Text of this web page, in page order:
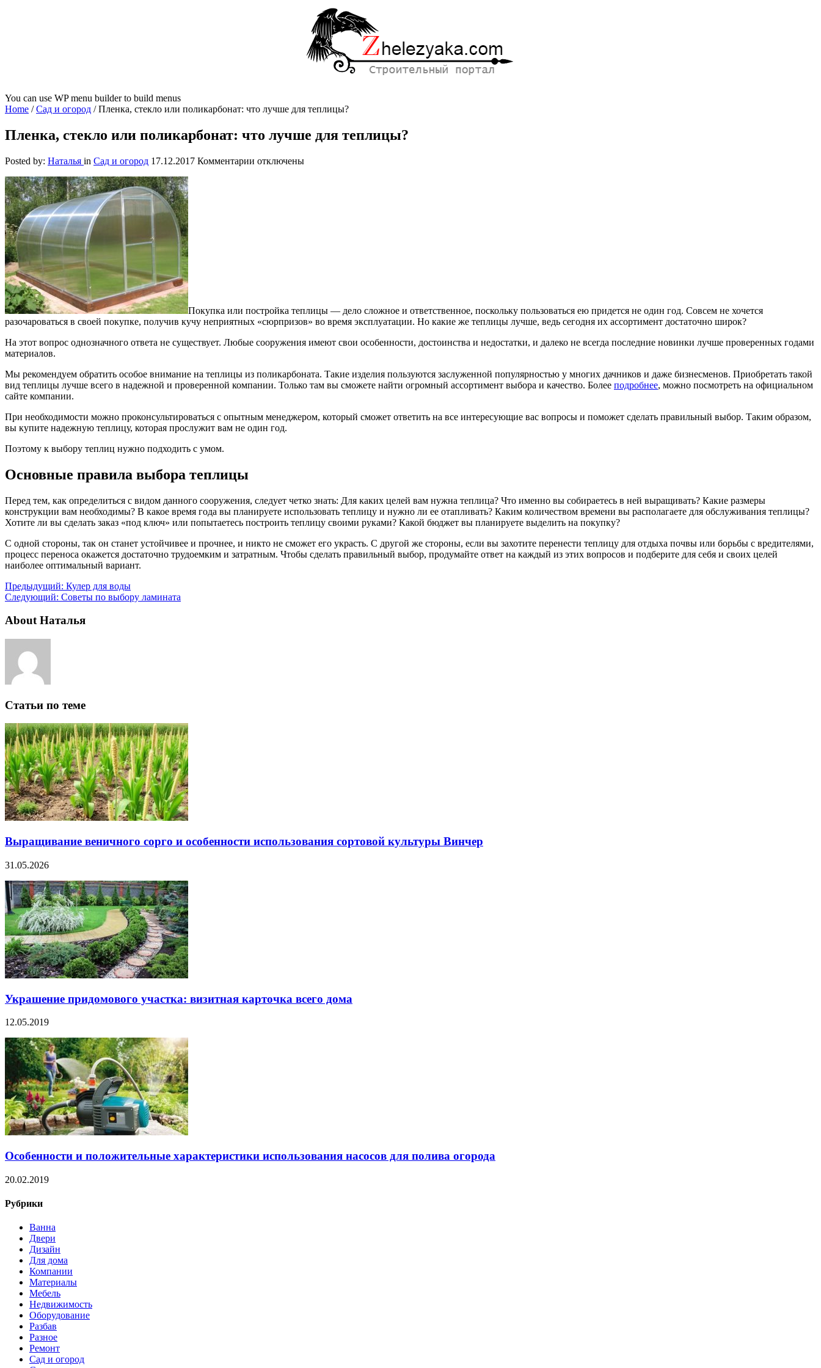
You can use WP menu builder to build menus
Home /Сад и огород /Пленка, стекло или поликарбонат: что лучше для теплицы?
Пленка, стекло или поликарбонат: что лучше для теплицы?
Posted by: Наталья in Сад и огород 17.12.2017 Комментарии котключены
Покупка или постройка теплицы — дело сложное и ответственное, поскольку пользоваться ею придется не один год. Совсем не хочется
разочароваться в своей покупке, получив кучу неприятных «сюрпризов» во время эксплуатации. Но какие же теплицы лучше, ведь сегодня их ассортимент достаточно широк?
На этот вопрос однозначного ответа не существует. Любые сооружения имеют свои особенности, достоинства и недостатки, и далеко не всегда последние новинки лучше проверенных годами
материалов.
Мы рекомендуем обратить особое внимание на теплицы из поликарбоната. Такие изделия пользуются заслуженной популярностью у многих дачников и даже бизнесменов. Приобретать такой
вид теплицы лучше всего в надежной и проверенной компании. Только там вы сможете найти огромный ассортимент выбора и качество. Более подробнее, можно посмотреть на официальном
сайте компании.
При необходимости можно проконсультироваться с опытным менеджером, который сможет ответить на все интересующие вас вопросы и поможет сделать правильный выбор. Таким образом,
вы купите надежную теплицу, которая прослужит вам не один год.
Поэтому к выбору теплиц нужно подходить с умом.
Основные правила выбора теплицы
Перед тем, как определиться с видом данного сооружения, следует четко знать: Для каких целей вам нужна теплица? Что именно вы собираетесь в ней выращивать? Какие размеры
конструкции вам необходимы? В какое время года вы планируете использовать теплицу и нужно ли ее отапливать? Каким количеством времени вы располагаете для обслуживания теплицы?
Хотите ли вы сделать заказ «под ключ» или попытаетесь построить теплицу своими руками? Какой бюджет вы планируете выделить на покупку?
С одной стороны, так он станет устойчивее и прочнее, и никто не сможет его украсть. С другой же стороны, если вы захотите перенести теплицу для отдыха почвы или борьбы с вредителями,
процесс переноса окажется достаточно трудоемким и затратным. Чтобы сделать правильный выбор, продумайте ответ на каждый из этих вопросов и подберите для себя и своих целей
наиболее оптимальный вариант.
Предыдущий: Кулер для воды
Следующий: Советы по выбору ламината
About Наталья
Статьи по теме
Выращивание веничного сорго и особенности использования сортовой культуры Винчер
31.05.2026
Украшение придомового участка: визитная карточка всего дома
12.05.2019
Особенности и положительные характеристики использования насосов для полива огорода
20.02.2019
Рубрики
Ванна
Двери
Дизайн
Для дома
Компании
Материалы
Мебель
Недвижимость
Оборудование
Разбав
Разное
Ремонт
Сад и огород